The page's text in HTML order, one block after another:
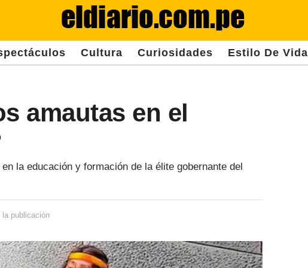
Cultura Curiosidades Estilo De Vida
amautas en el
la educación y formación de la élite gobernante del
la publicación
o
s